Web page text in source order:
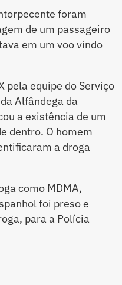
foram
de um passageiro
em um voo vindo
pela equipe do Serviço
Alfândega da
a existência de um
dentro. O homem
a droga
como MDMA,
foi preso e
para a Polícia